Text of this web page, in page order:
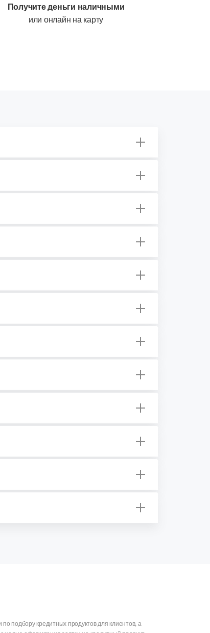
Получите деньги наличными
или онлайн на карту
подбору кредитных продуктов для клиентов, а